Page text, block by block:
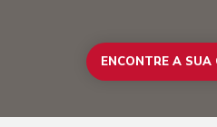
ENCONTRE A SUA